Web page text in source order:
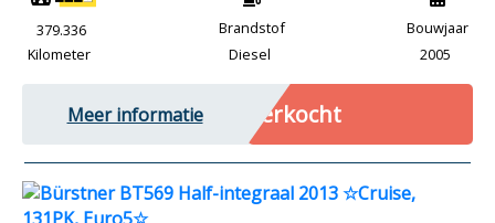
379.336
Kilometer
Brandstof
Diesel
Bouwjaar
2005
Meer informatie Verkocht